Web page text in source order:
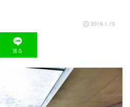
2019.1.13
送る